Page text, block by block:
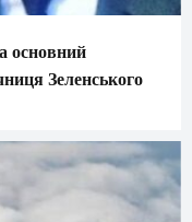
основний
Зеленського